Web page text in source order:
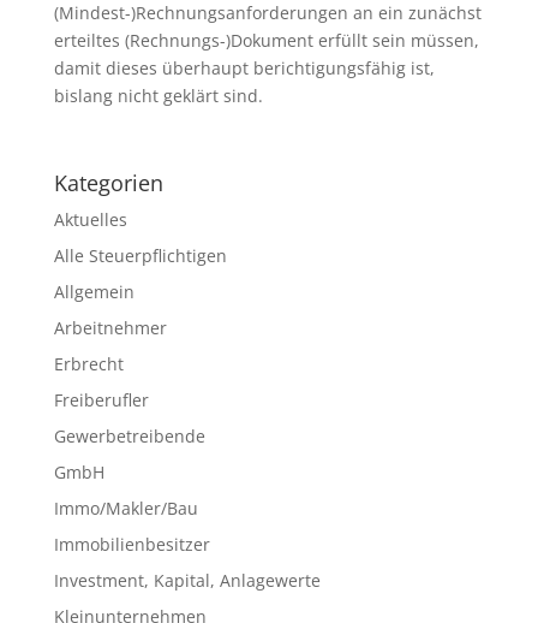
(Mindest-)Rechnungsanforderungen an ein zunächst
erteiltes (Rechnungs-)Dokument erfüllt sein müssen,
damit dieses überhaupt berichtigungsfähig ist,
bislang nicht geklärt sind.
Kategorien
Aktuelles
Alle Steuerpflichtigen
Allgemein
Arbeitnehmer
Erbrecht
Freiberufler
Gewerbetreibende
GmbH
Immo/Makler/Bau
Immobilienbesitzer
Investment, Kapital, Anlagewerte
Kleinunternehmen